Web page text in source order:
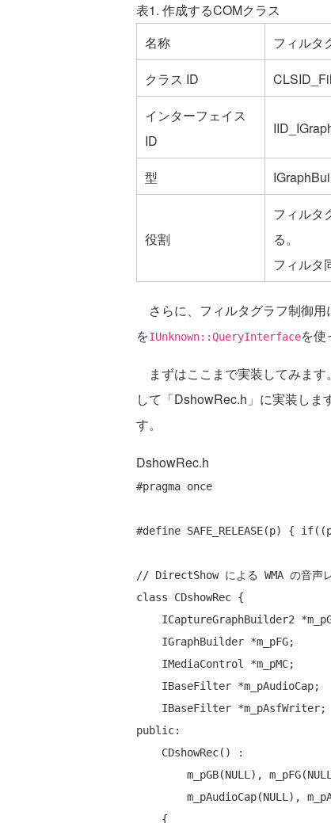
表1. 作成するCOMクラス
名称
フィルタ
クラス ID
インターフェイス
ID
型
役割
フィルタ
る。
フィルタ
さらに、フィルタグラフ制御用
をIUnknown::QueryInterfaceを使
まずはここまで実装してみま
して「DshowRec.h」に実装しま
す。
DshowRec.h
#pragma once
#define SAFE_RELEASE(p) { if
// DirectShow による WMA の音声
class CDshowRec {
public:
        m_pGB(
NULL), m_pFG(
        m_pAudioCap(
NULL),